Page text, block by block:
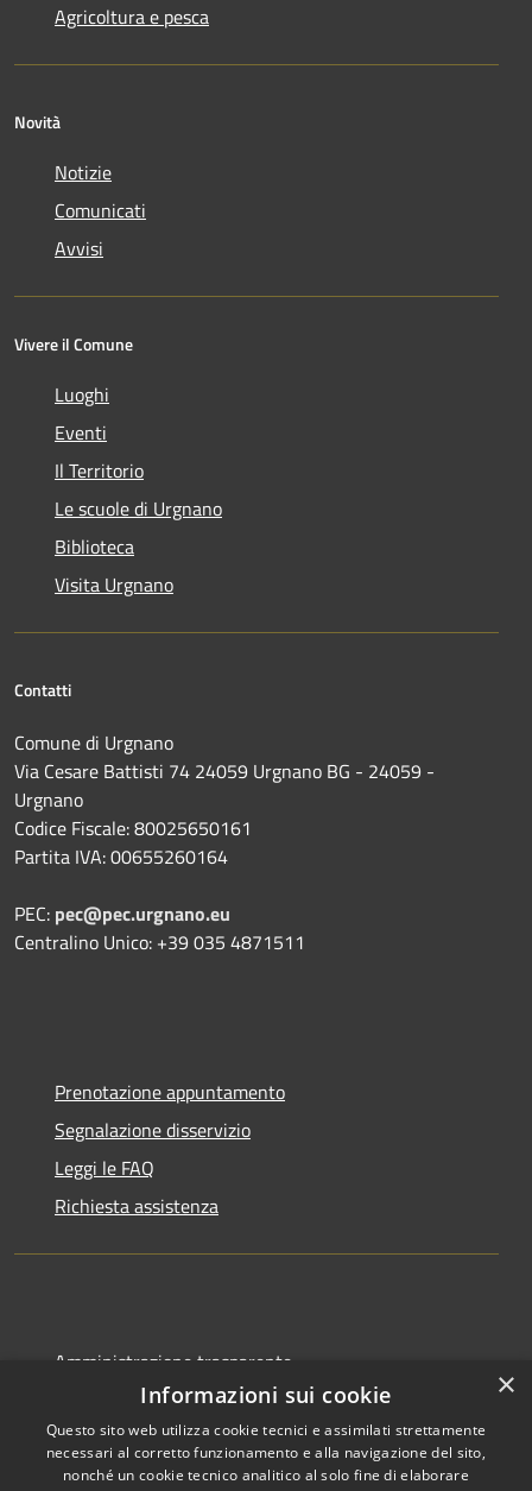
Agricoltura e pesca
Novità
Notizie
Comunicati
Avvisi
Vivere il Comune
Luoghi
Eventi
Il Territorio
Le scuole di Urgnano
Biblioteca
Visita Urgnano
Contatti
Comune di Urgnano
Via Cesare Battisti 74 24059 Urgnano BG - 24059 -
Urgnano
Codice Fiscale: 80025650161
Partita IVA: 00655260164
PEC: pec@pec.urgnano.eu
Centralino Unico: +39 035 4871511
Prenotazione appuntamento
Segnalazione disservizio
Leggi le FAQ
Richiesta assistenza
Amministrazione trasparente
Informativa privacy
Note legali
Dichiarazione di accessibilità
×
Informazioni sui cookie
Questo sito web utilizza cookie tecnici e assimilati strettamente
necessari al corretto funzionamento e alla navigazione del sito,
nonché un cookie tecnico analitico al solo fine di elaborare